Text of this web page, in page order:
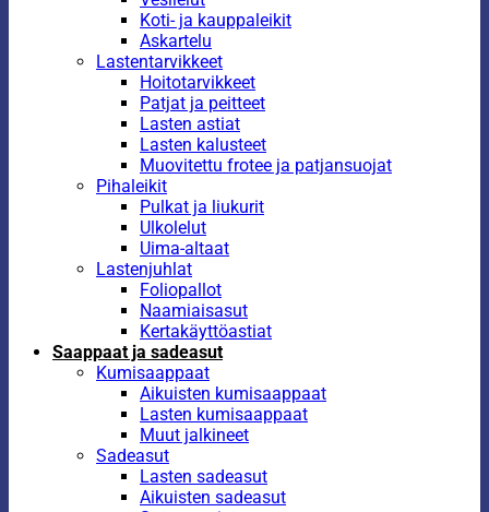
Koti- ja kauppaleikit
Askartelu
Lastentarvikkeet
Hoitotarvikkeet
Patjat ja peitteet
Lasten astiat
Lasten kalusteet
Muovitettu frotee ja patjansuojat
Pihaleikit
Pulkat ja liukurit
Ulkolelut
Uima-altaat
Lastenjuhlat
Foliopallot
Naamiaisasut
Kertakäyttöastiat
Saappaat ja sadeasut
Kumisaappaat
Aikuisten kumisaappaat
Lasten kumisaappaat
Muut jalkineet
Sadeasut
Lasten sadeasut
Aikuisten sadeasut